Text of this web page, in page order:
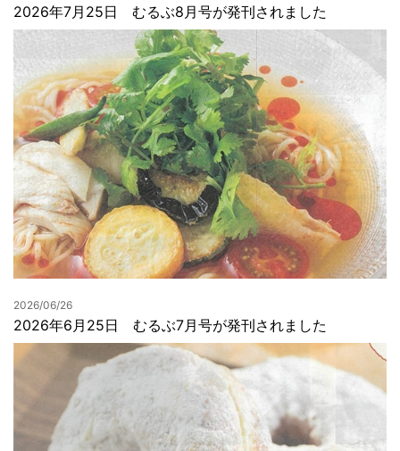
2026年7月25日 むるぶ8月号が発刊されました
2026/06/26
2026年6月25日 むるぶ7月号が発刊されました